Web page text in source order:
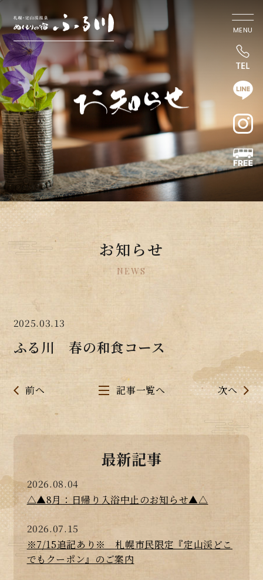
MENU
お知らせ
NEWS
2025.03.13
ふる川 春の和食コース
前へ 記事一覧へ 次へ
最新記事
2026.08.04
△▲8月：日帰り入浴中止のお知らせ▲△
2026.07.15
※7/15追記あり※ 札幌市民限定『定山渓どこ
でもクーポン』のご案内